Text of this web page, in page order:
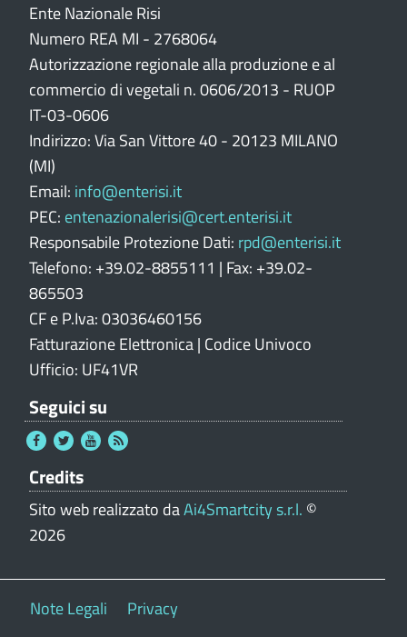
Ente Nazionale Risi
Numero REA MI - 2768064
Autorizzazione regionale alla produzione e al
commercio di vegetali n. 0606/2013 - RUOP
IT-03-0606
Indirizzo: Via San Vittore 40 - 20123 MILANO
(MI)
Email: info@enterisi.it
PEC: entenazionalerisi@cert.enterisi.it
Responsabile Protezione Dati: rpd@enterisi.it
Telefono: +39.02-8855111 | Fax: +39.02-
865503
CF e P.Iva: 03036460156
Fatturazione Elettronica | Codice Univoco
Ufficio: UF41VR
Seguici su
Credits
Sito web realizzato daAi4Smartcity s.r.l. ©
2026
Note Legali Privacy